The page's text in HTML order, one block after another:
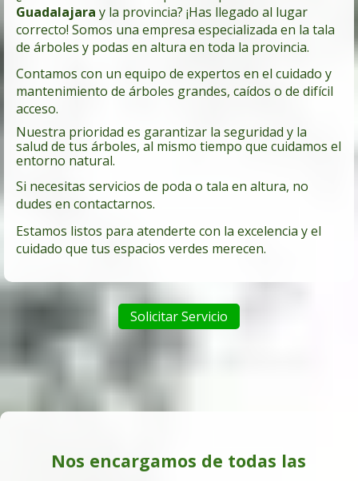
Guadalajara y la provincia? ¡Has llegado al lugar
correcto! Somos una empresa especializada en la tala
de árboles y podas en altura en toda la provincia.
Contamos con un equipo de expertos en el cuidado y
mantenimiento de árboles grandes, caídos o de difícil
acceso.
Nuestra prioridad es garantizar la seguridad y la
salud de tus árboles, al mismo tiempo que cuidamos el
entorno natural.
Si necesitas servicios de poda o tala en altura, no
dudes en contactarnos.
Estamos listos para atenderte con la excelencia y el
cuidado que tus espacios verdes merecen.
Solicitar Servicio
Nos encargamos de todas las